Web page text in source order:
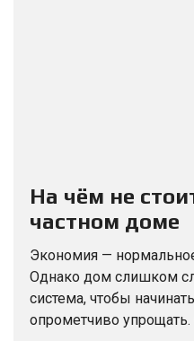
На чём не
частном доме
Экономия —
Однако дом слишком
система, чтобы
опрометчиво